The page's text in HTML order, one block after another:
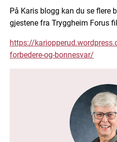
På Karis blogg kan du se flere
gjestene fra Tryggheim Forus
https://
forbedere-og-bonnesvar/